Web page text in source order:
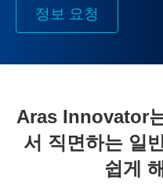
정보 요청
Aras Innovator
서 직면하는 일
쉽게